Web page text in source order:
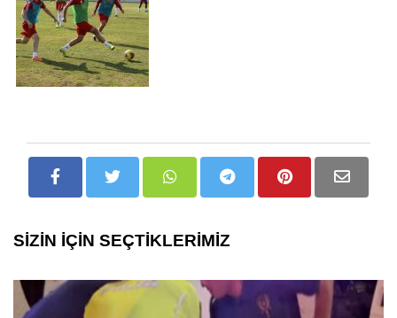
SİZİN İÇİN SEÇTİKLERİMİZ